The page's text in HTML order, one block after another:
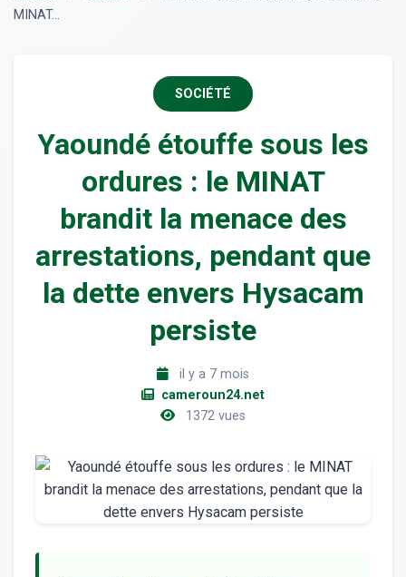
MINAT...
SOCIÉTÉ
Yaoundé étouffe sous les
ordures : le MINAT
brandit la menace des
arrestations, pendant que
la dette envers Hysacam
persiste
il y a 7 mois
cameroun24.net
1372 vues